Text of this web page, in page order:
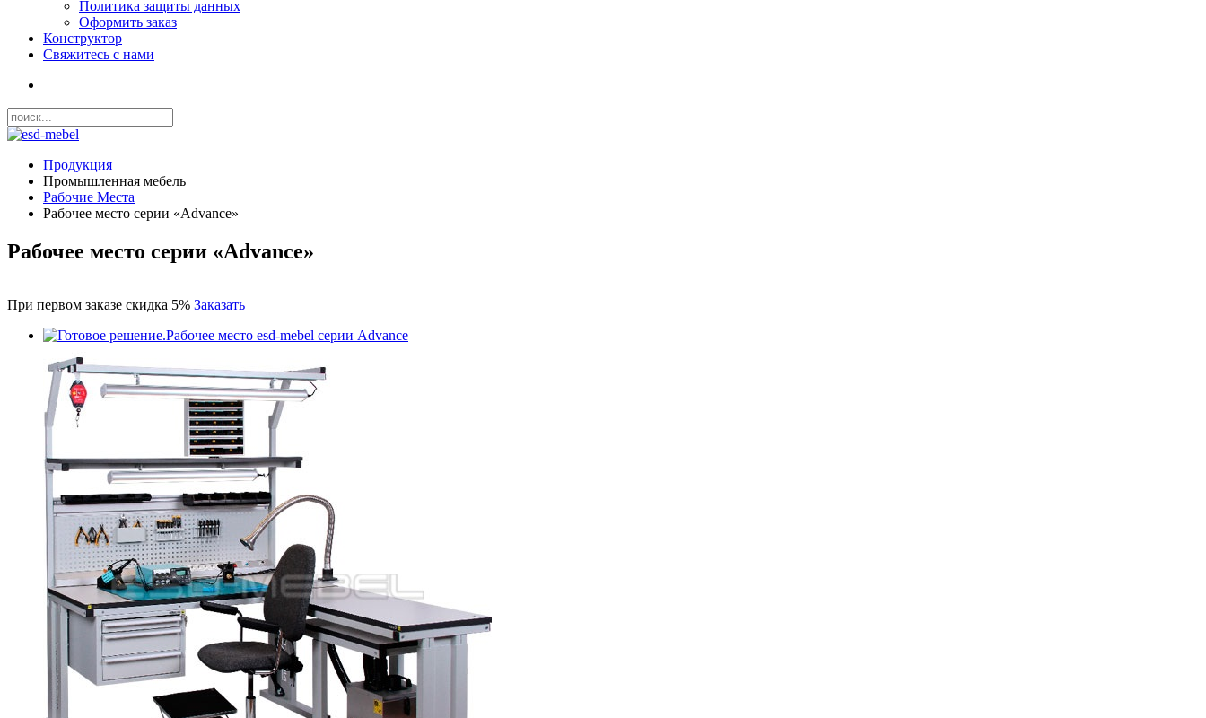
Политика защиты данных
Оформить заказ
Конструктор
­Свяжитесь с нами
Продукция
Промышленная мебель
Рабочие Места
Рабочее место серии «Advance»
Рабочее место серии «Advance»
При первом заказе скидка 5% Заказать